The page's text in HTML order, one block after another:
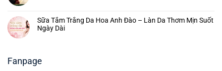
Sữa Tắm Trắng Da Hoa Anh Đào – Làn Da Thơm Mịn Suốt
Ngày Dài
Fanpage